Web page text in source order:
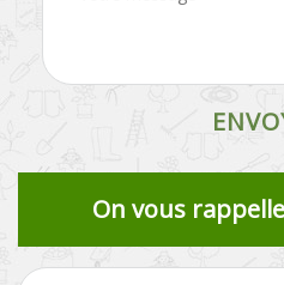
On vous